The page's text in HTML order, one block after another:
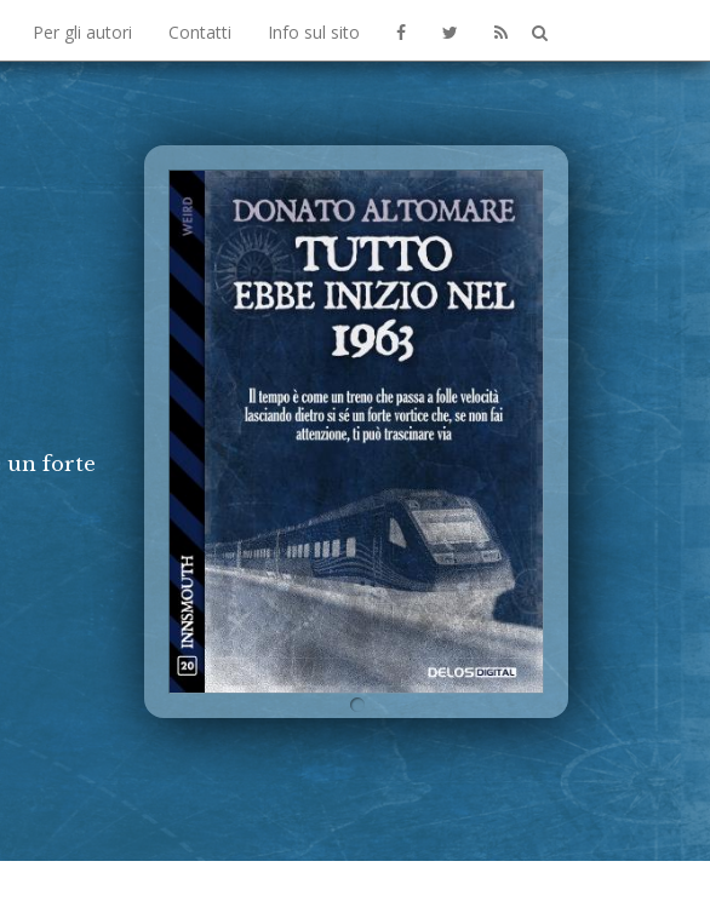
Per gli autori Contatti Info sul sito
un forte